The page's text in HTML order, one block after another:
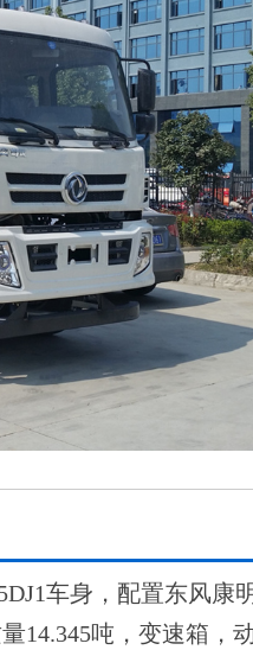
车身，配置东风
14.345吨，变速箱，